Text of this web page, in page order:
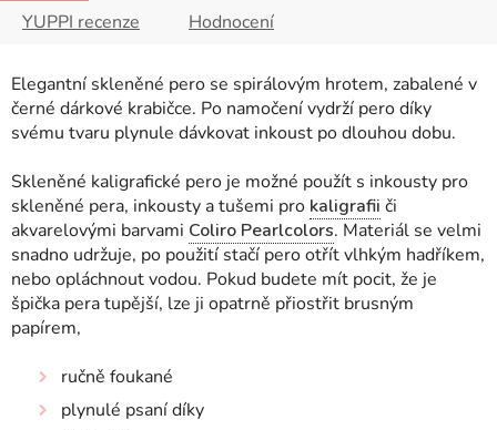
YUPPI recenze
Hodnocení
Elegantní skleněné pero se spirálovým hrotem, zabalené v
černé dárkové krabičce. Po namočení vydrží pero díky
svému tvaru plynule dávkovat inkoust po dlouhou dobu.
Skleněné kaligrafické pero je možné použít s inkousty pro
skleněné pera, inkousty a tušemi pro kaligrafii či
akvarelovými barvami Coliro Pearlcolors. Materiál se velmi
snadno udržuje, po použití stačí pero otřít vlhkým hadříkem,
nebo opláchnout vodou. Pokud budete mít pocit, že je
špička pera tupější, lze ji opatrně přiostřit brusným
papírem,
ručně foukané
plynulé psaní díky